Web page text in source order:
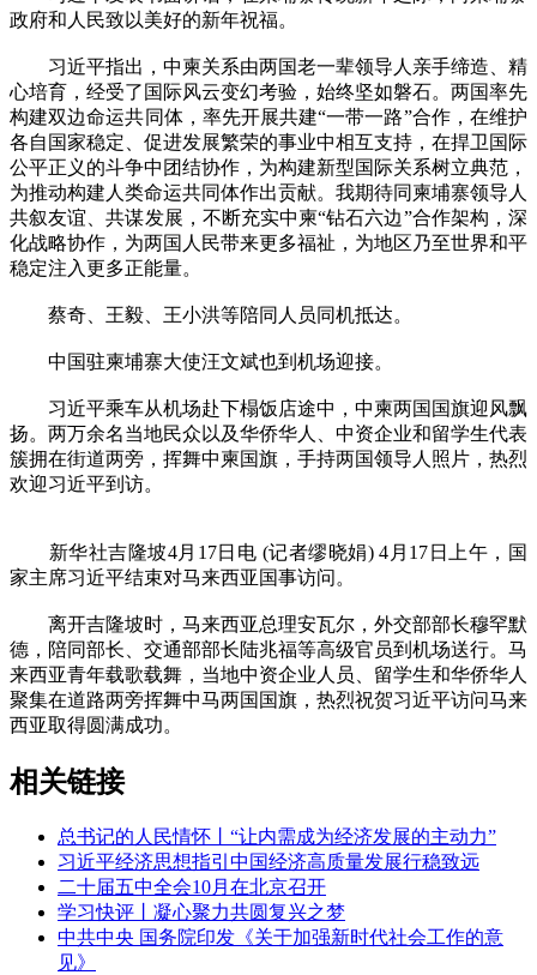
政府和人民致以美好的新年祝福。
习近平指出，中柬关系由两国老一辈领导人亲手缔造、精
心培育，经受了国际风云变幻考验，始终坚如磐石。两国率先
构建双边命运共同体，率先开展共建“一带一路”合作，在维护
各自国家稳定、促进发展繁荣的事业中相互支持，在捍卫国际
公平正义的斗争中团结协作，为构建新型国际关系树立典范，
为推动构建人类命运共同体作出贡献。我期待同柬埔寨领导人
共叙友谊、共谋发展，不断充实中柬“钻石六边”合作架构，深
化战略协作，为两国人民带来更多福祉，为地区乃至世界和平
稳定注入更多正能量。
蔡奇、王毅、王小洪等陪同人员同机抵达。
中国驻柬埔寨大使汪文斌也到机场迎接。
习近平乘车从机场赴下榻饭店途中，中柬两国国旗迎风飘
扬。两万余名当地民众以及华侨华人、中资企业和留学生代表
簇拥在街道两旁，挥舞中柬国旗，手持两国领导人照片，热烈
欢迎习近平到访。
新华社吉隆坡4月17日电 (记者缪晓娟) 4月17日上午，国
家主席习近平结束对马来西亚国事访问。
离开吉隆坡时，马来西亚总理安瓦尔，外交部部长穆罕默
德，陪同部长、交通部部长陆兆福等高级官员到机场送行。马
来西亚青年载歌载舞，当地中资企业人员、留学生和华侨华人
聚集在道路两旁挥舞中马两国国旗，热烈祝贺习近平访问马来
西亚取得圆满成功。
相关链接
总书记的人民情怀丨“让内需成为经济发展的主动力”
习近平经济思想指引中国经济高质量发展行稳致远
二十届五中全会10月在北京召开
学习快评丨凝心聚力共圆复兴之梦
中共中央 国务院印发《关于加强新时代社会工作的意
见》